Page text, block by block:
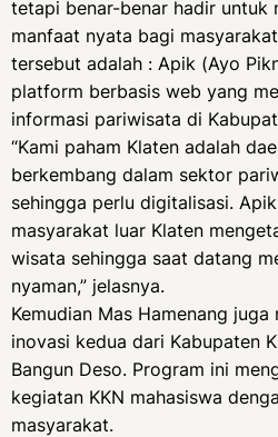
tetapi benar-benar hadir untuk
manfaat nyata bagi
tersebut adalah : Apik (Ayo
platform berbasis web yang
informasi pariwisata di
“Kami paham Klaten adalah
berkembang dalam sektor
sehingga perlu digitalisasi.
masyarakat luar Klaten
wisata sehingga saat datang
nyaman,” jelasnya.
Kemudian Mas Hamenang juga
inovasi kedua dari Kabupaten
Bangun Deso. Program ini
kegiatan KKN mahasiswa
masyarakat.